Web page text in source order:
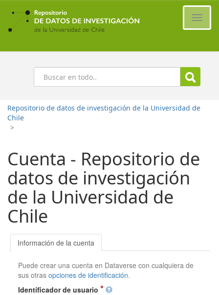
Ir
contenido
principal
Buscar
Repositorio de datos de investigación de la Universidad de
Chile
>
Cuenta - Repositorio de
datos de investigación
de la Universidad de
Chile
Información de la cuenta
Puede crear una cuenta en Dataverse con cualquiera de
sus otrasopciones de identificación.
Identificador de usuario